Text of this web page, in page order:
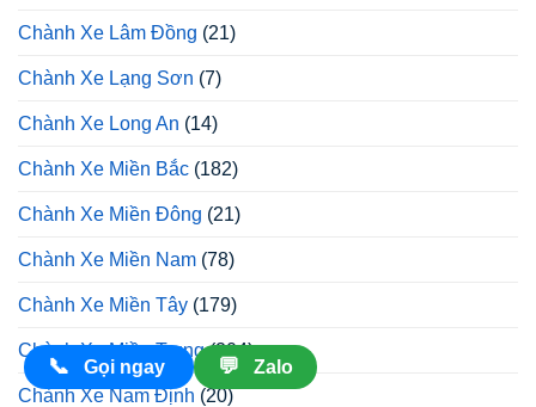
📞 Gọi ngay 💬 Zalo
Chành Xe Lâm Đồng (21)
Chành Xe Lạng Sơn (7)
Chành Xe Long An (14)
Chành Xe Miền Bắc (182)
Chành Xe Miền Đông (21)
Chành Xe Miền Nam (78)
Chành Xe Miền Tây (179)
Chành Xe Miền Trung(204)
Chành Xe Nam Định (20)